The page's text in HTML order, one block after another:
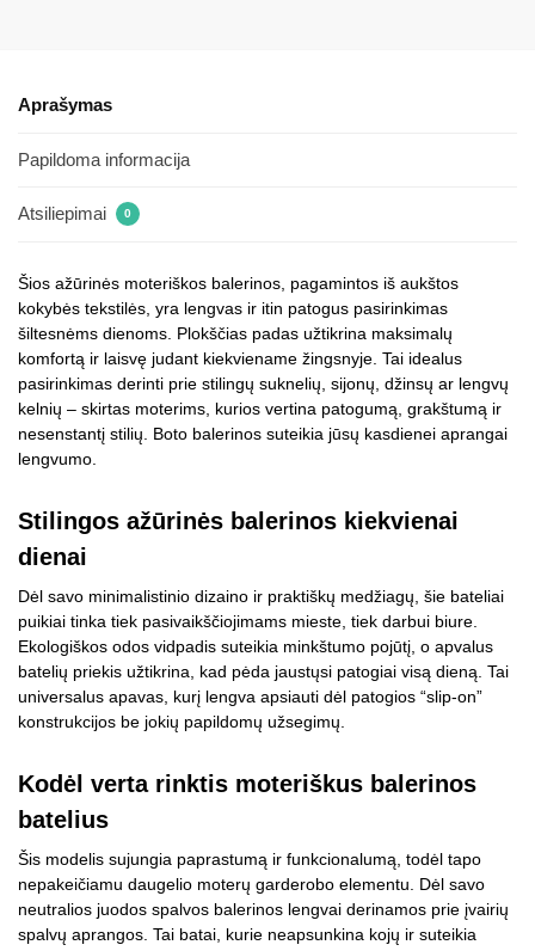
Aprašymas
Papildoma informacija
Atsiliepimai 0
Šios ažūrinės moteriškos balerinos, pagamintos iš aukštos
kokybės tekstilės, yra lengvas ir itin patogus pasirinkimas
šiltesnėms dienoms. Plokščias padas užtikrina maksimalų
komfortą ir laisvę judant kiekviename žingsnyje. Tai idealus
pasirinkimas derinti prie stilingų suknelių, sijonų, džinsų ar lengvų
kelnių – skirtas moterims, kurios vertina patogumą, grakštumą ir
nesenstantį stilių. Boto balerinos suteikia jūsų kasdienei aprangai
lengvumo.
Stilingos ažūrinės balerinos kiekvienai
dienai
Dėl savo minimalistinio dizaino ir praktiškų medžiagų, šie bateliai
puikiai tinka tiek pasivaikščiojimams mieste, tiek darbui biure.
Ekologiškos odos vidpadis suteikia minkštumo pojūtį, o apvalus
batelių priekis užtikrina, kad pėda jaustųsi patogiai visą dieną. Tai
universalus apavas, kurį lengva apsiauti dėl patogios “slip-on”
konstrukcijos be jokių papildomų užsegimų.
Kodėl verta rinktis moteriškus balerinos
batelius
Šis modelis sujungia paprastumą ir funkcionalumą, todėl tapo
nepakeičiamu daugelio moterų garderobo elementu. Dėl savo
neutralios juodos spalvos balerinos lengvai derinamos prie įvairių
spalvų aprangos. Tai batai, kurie neapsunkina kojų ir suteikia